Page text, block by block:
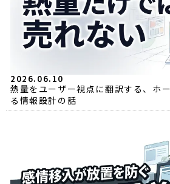
2026.06.10
熱量をユーザー視点に翻訳する、ホ
る情報設計の話